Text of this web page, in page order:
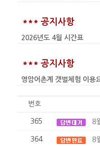
*** 공지사항
2026년도 4월 시간표
*** 공지사항
영암어촌계 갯벌체험 이
번호
365 8
364 8